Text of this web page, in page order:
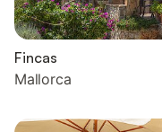
Fincas
Mallorca